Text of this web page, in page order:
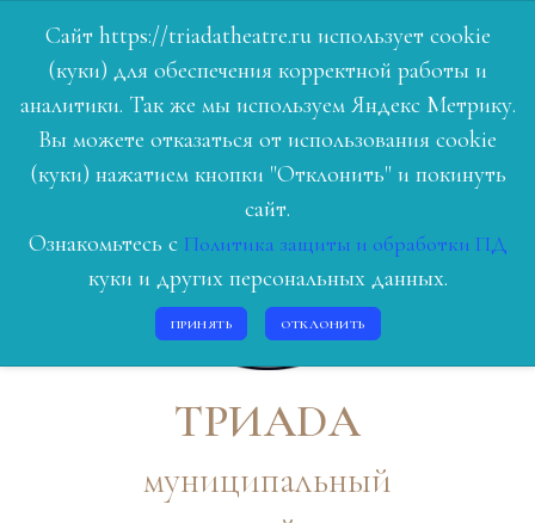
Сайт https://triadatheatre.ru использует cookie
(куки) для обеспечения корректной работы и
аналитики. Так же мы используем Яндекс Метрику.
Вы можете отказаться от использования cookie
(куки) нажатием кнопки "Отклонить" и покинуть
сайт.
Ознакомьтесь с Политика защиты и обработки ПД
куки и других персональных данных.
ПРИНЯТЬ ОТКЛОНИТЬ
ГЛАВНАЯ
РЕПЕРТУАР
О НАС
ИСТОРИЯ
ТРИАDА
муниципальный